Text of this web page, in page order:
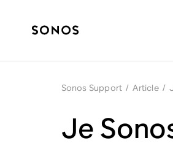
Sonos Support / Article /
Je